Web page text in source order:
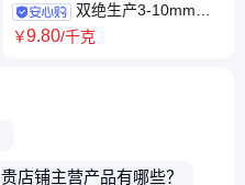
双绝生产3-10mm耐
磨自润滑白色尼龙板厂家含油
￥9.80/千克
贵店铺主营产品有哪些？